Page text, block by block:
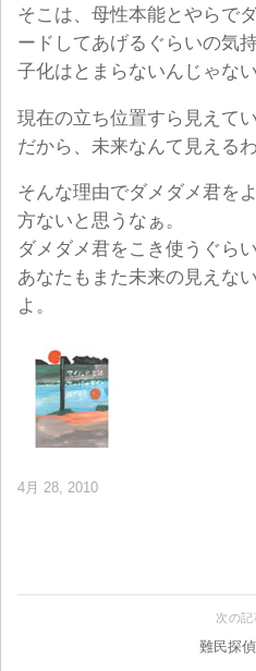
そこは、母性本能とやらで
ードしてあげるぐらいの気
子化はとまらないんじゃない
現在の立ち位置すら見えて
だから、未来なんて見える
そんな理由でダメダメ君を
方ないと思うなぁ。
ダメダメ君をこき使うぐら
あなたもまた未来の見えな
よ。
4月 28, 2010
次の記
難民探